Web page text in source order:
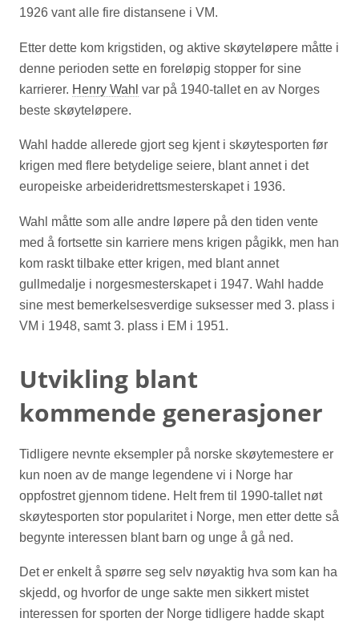
1926 vant alle fire distansene i VM.
Etter dette kom krigstiden, og aktive skøyteløpere måtte i
denne perioden sette en foreløpig stopper for sine
karrierer. Henry Wahl var på 1940-tallet en av Norges
beste skøyteløpere.
Wahl hadde allerede gjort seg kjent i skøytesporten før
krigen med flere betydelige seiere, blant annet i det
europeiske arbeideridrettsmesterskapet i 1936.
Wahl måtte som alle andre løpere på den tiden vente
med å fortsette sin karriere mens krigen pågikk, men han
kom raskt tilbake etter krigen, med blant annet
gullmedalje i norgesmesterskapet i 1947. Wahl hadde
sine mest bemerkelsesverdige suksesser med 3. plass i
VM i 1948, samt 3. plass i EM i 1951.
Utvikling blant
kommende generasjoner
Tidligere nevnte eksempler på norske skøytemestere er
kun noen av de mange legendene vi i Norge har
oppfostret gjennom tidene. Helt frem til 1990-tallet nøt
skøytesporten stor popularitet i Norge, men etter dette så
begynte interessen blant barn og unge å gå ned.
Det er enkelt å spørre seg selv nøyaktig hva som kan ha
skjedd, og hvorfor de unge sakte men sikkert mistet
interessen for sporten der Norge tidligere hadde skapt